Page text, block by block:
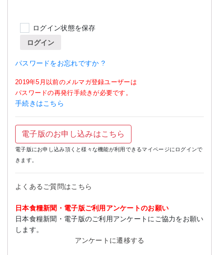
ログイン状態を保存
ログイン
パスワードをお忘れですか ?
2019年5月以前のメルマガ登録ユーザーは
パスワードの再発行手続きが必要です。
手続きはこちら
電子版のお申し込みはこちら
電子版にお申し込み頂くと様々な機能が利用できるマイページにログインで
きます。
よくあるご質問はこちら
日本食糧新聞・電子版ご利用アンケートのお願い
日本食糧新聞・電子版のご利用アンケートにご協力をお願い
します。
アンケートに遷移する